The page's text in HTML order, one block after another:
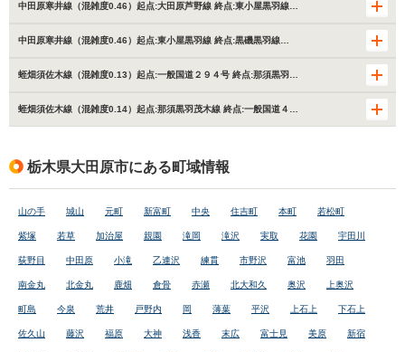
中田原寒井線（混雑度0.46）起点:大田原芦野線 終点:東小屋黒羽線…
中田原寒井線（混雑度0.46）起点:東小屋黒羽線 終点:黒磯黒羽線…
蛭畑須佐木線（混雑度0.13）起点:一般国道２９４号 終点:那須黒羽…
蛭畑須佐木線（混雑度0.14）起点:那須黒羽茂木線 終点:一般国道４…
栃木県大田原市にある町域情報
山の手 城山 元町 新富町 中央 住吉町 本町 若松町
紫塚 若草 加治屋 親園 滝岡 滝沢 実取 花園 宇田川
荻野目 中田原 小滝 乙連沢 練貫 市野沢 富池 羽田
南金丸 北金丸 鹿畑 倉骨 赤瀬 北大和久 奥沢 上奥沢
町島 今泉 荒井 戸野内 岡 薄葉 平沢 上石上 下石上
佐久山 藤沢 福原 大神 浅香 末広 富士見 美原 新宿